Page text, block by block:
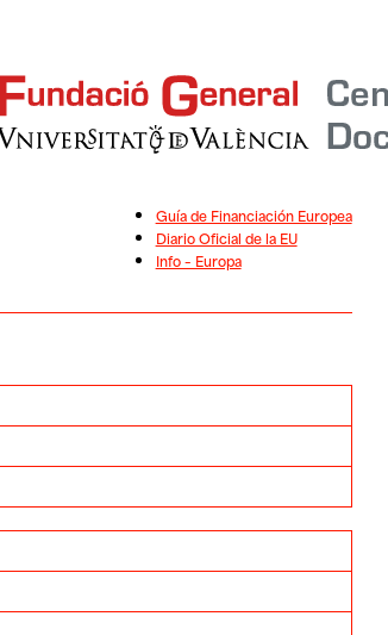
Guía de Financiación Europea
Diario Oficial de la EU
Info – Europa